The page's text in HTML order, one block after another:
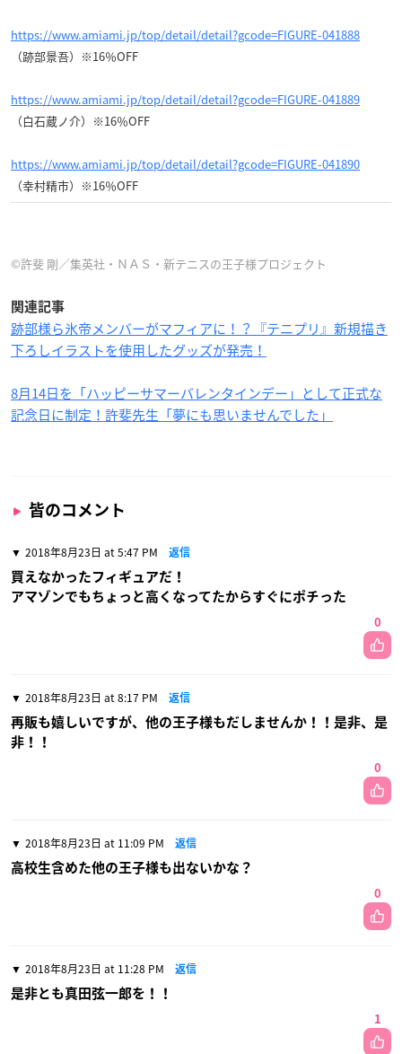
https://www.amiami.jp/top/detail/detail?gcode=FIGURE-041888
（跡部景吾）※16％OFF
https://www.amiami.jp/top/detail/detail?gcode=FIGURE-041889
（白石蔵ノ介）※16％OFF
https://www.amiami.jp/top/detail/detail?gcode=FIGURE-041890
（幸村精市）※16％OFF
©許斐 剛／集英社・ＮＡＳ・新テニスの王子様プロジェクト
関連記事
跡部様ら氷帝メンバーがマフィアに！？『テニプリ』新規描き
下ろしイラストを使用したグッズが発売！
8月14日を「ハッピーサマーバレンタインデー」として正式な
記念日に制定！許斐先生「夢にも思いませんでした」
皆のコメント
2018年8月23日 at 5:47 PM 返信
買えなかったフィギュアだ！
アマゾンでもちょっと高くなってたからすぐにポチった
0
2018年8月23日 at 8:17 PM 返信
再販も嬉しいですが、他の王子様もだしませんか！！是非、是
非！！
0
2018年8月23日 at 11:09 PM 返信
高校生含めた他の王子様も出ないかな？
0
2018年8月23日 at 11:28 PM 返信
是非とも真田弦一郎を！！
1